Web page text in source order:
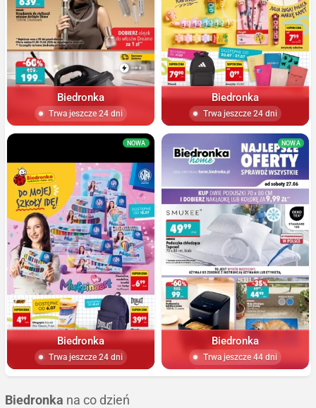
Biedronka
Trwa jeszcze 24 dni
Biedronka
Trwa jeszcze 24 dni
NOWA
Biedronka
Trwa jeszcze 24 dni
NOWA
Biedronka
Trwa jeszcze 44 dni
Biedronka na co dzień